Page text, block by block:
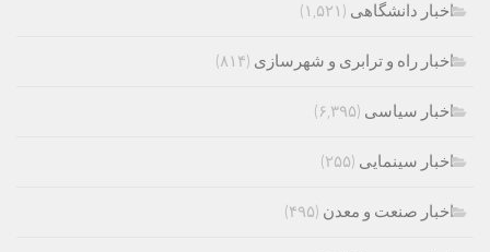
اخبار دانشگاهی (۱,۵۲۱)
اخبار راه و ترابری و شهرسازی (۸۱۴)
اخبار سیاسی (۶,۳۹۵)
اخبار سینمایی (۲۵۵)
اخبار صنعت و معدن (۴۹۵)